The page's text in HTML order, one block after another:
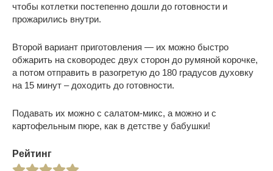
чтобы котлетки постепенно дошли до готовности и
прожарились внутри.
Второй вариант приготовления — их можно быстро
обжарить на сковородес двух сторон до румяной корочке,
а потом отправить в разогретую до 180 градусов духовку
на 15 минут – доходить до готовности.
Подавать их можно с салатом-микс, а можно и с
картофельным пюре, как в детстве у бабушки!
Рейтинг